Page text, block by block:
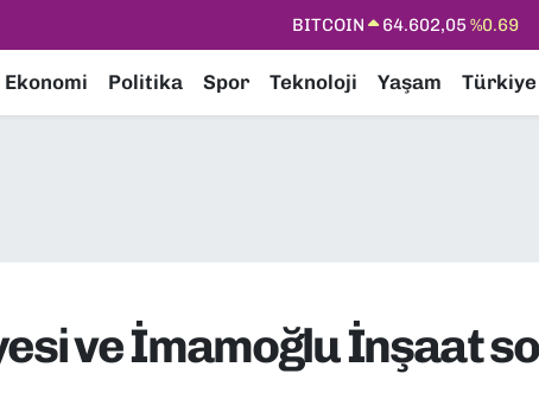
DOLAR 47,5986%0.06
STERLİN
64,2438%0.21
Ekonomi Politika Spor Teknoloji Yaşam Türkiye
ve İmamoğlu İnşaat